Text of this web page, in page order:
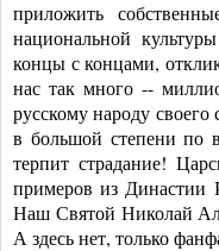
приложить
национальной
концы с концами,
нас так много --
русскому народу
в большой степени по
терпит страдание!
примеров из Династии
Наш Святой Николай
А здесь нет, только